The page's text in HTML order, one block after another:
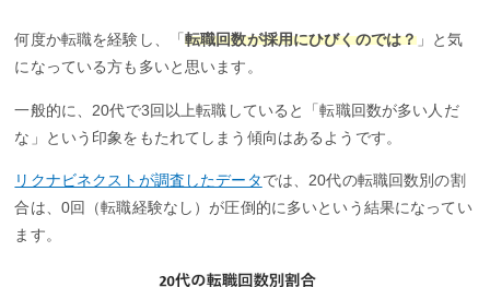
何度か転職を経験し、「転職回数が採用にひびくのでは？ 」と気
になっている方も多いと思います。
一般的に、20代で3回以上転職していると「転職回数が多い人だ
な」という印象をもたれてしまう傾向はあるようです。
リクナビネクストが調査したデータでは、20代の転職回数別の割
合は、0回（転職経験なし）が圧倒的に多いという結果になってい
ます。